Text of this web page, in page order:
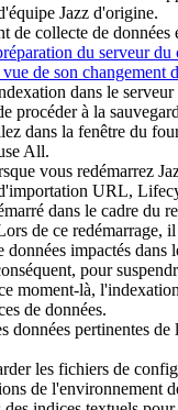
Jazz d'origine.
de collecte de données
du serveur du
de son changement
dans le serveur
procéder à la
dans la fenêtre du
All.
vous redémarrez
URL,
dans le cadre du
de ce redémarrage,
données impactés dans
pour
moment-là,
de données.
données pertinentes
les fichiers de
de l'environnement